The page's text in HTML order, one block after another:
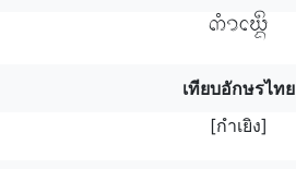
กำเยิงฯ
เทียบอักษรไทย
[กำเยิง]